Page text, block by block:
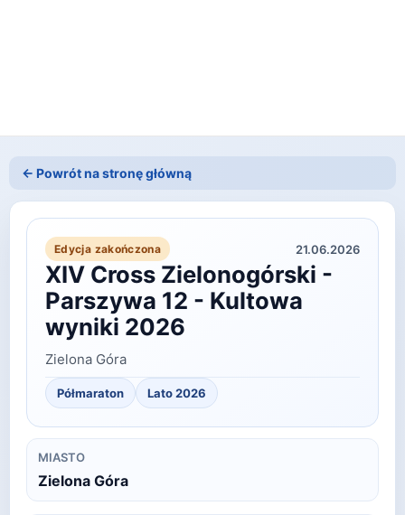
← Powrót na stronę główną
Edycja zakończona 21.06.2026
XIV Cross Zielonogórski -
Parszywa 12 - Kultowa
wyniki 2026
Zielona Góra
Półmaraton Lato2026
MIASTO
Zielona Góra